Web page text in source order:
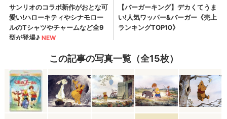
この記事の写真一覧（全15枚）